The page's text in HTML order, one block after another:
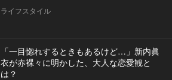
ライフスタイル
「一目惚れするときもあるけど…」新内眞
衣が赤裸々に明かした、大人な恋愛観と
は？